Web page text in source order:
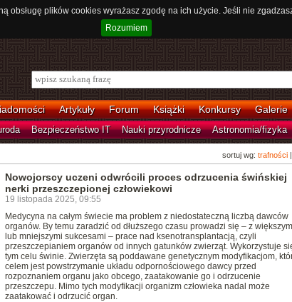
obsługę plików cookies wyrażasz zgodę na ich użycie. Jeśli nie
Rozumiem
Artykuły Forum Książki Konkursy Galerie
Bezpieczeństwo IT Nauki przyrodnicze Astronomia/fizyka
sortuj wg: trafności|
Nowojorscy uczeni odwrócili proces odrzucenia świńskiej
nerki przeszczepionej człowiekowi
19 listopada 2025, 09:55
Medycyna na całym świecie ma problem z niedostateczną liczbą dawców
organów. By temu zaradzić od dłuższego czasu prowadzi się – z
lub mniejszymi sukcesami – prace nad ksenotransplantacją, czyli
przeszczepianiem organów od innych gatunków zwierząt. Wykorzystuje
tym celu świnie. Zwierzęta są poddawane genetycznym modyfikacjom,
celem jest powstrzymanie układu odpornościowego dawcy przed
rozpoznaniem organu jako obcego, zaatakowanie go i odrzucenie
przeszczepu. Mimo tych modyfikacji organizm człowieka nadal może
zaatakować i odrzucić organ.